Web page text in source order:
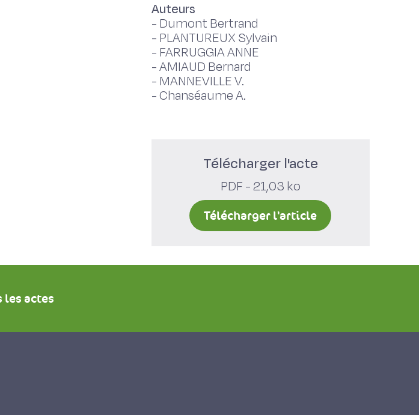
Auteurs
- Dumont Bertrand
- PLANTUREUX Sylvain
- FARRUGGIA ANNE
-AMIAUD Bernard
- MANNEVILLE V.
-Chanséaume A.
Télécharger l'acte
PDF - 21,03 ko
Télécharger l'article
les actes